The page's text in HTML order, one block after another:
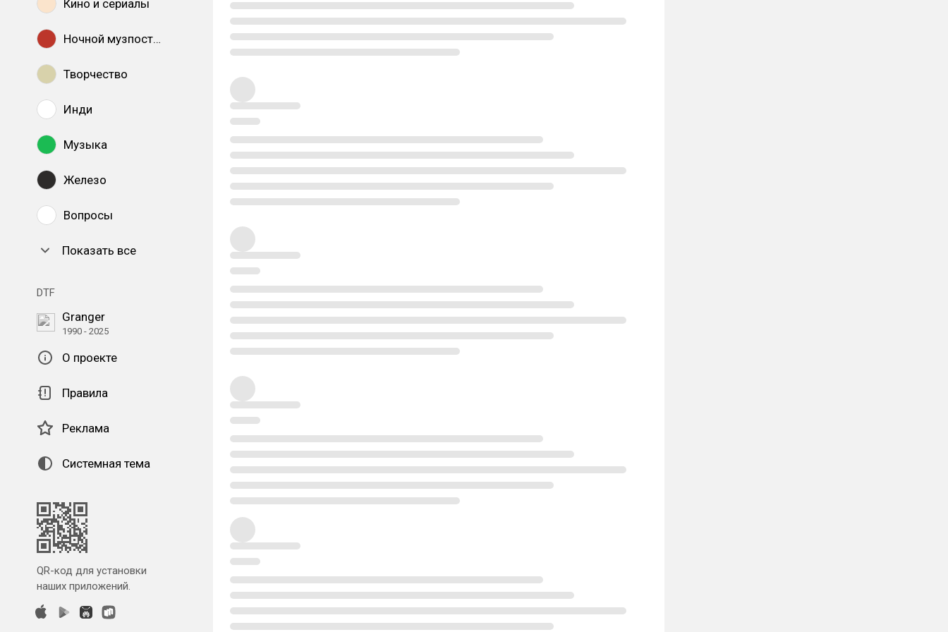
Кино и сериалы
Ночной музпостинг
Творчество
Инди
Музыка
Железо
Вопросы
Показать все
DTF
Granger
1990 - 2025
О проекте
Правила
Реклама
Системная тема
QR-код для установки
наших приложений.